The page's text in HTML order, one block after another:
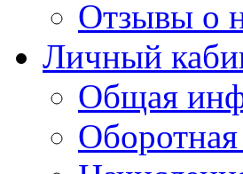
Отзывы о
Личный
Общая